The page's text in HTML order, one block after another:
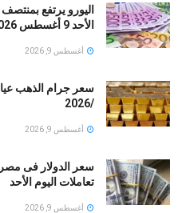
اليورو يرتفع
الأحد 9 أغسطس 2026 بالبنوك
أغسطس 9, 2026
/2026
أغسطس 9, 2026
تعاملات اليوم الأحد
أغسطس 9, 2026